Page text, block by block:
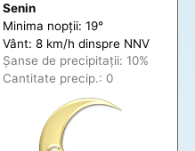
Senin
Minima nopții: 19°
Vânt: 8 km/h dinspre NNV
Șanse de precipitații: 10%
Cantitate precip.: 0